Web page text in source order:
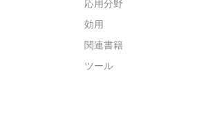
応用分野
効用
関連書籍
ツール